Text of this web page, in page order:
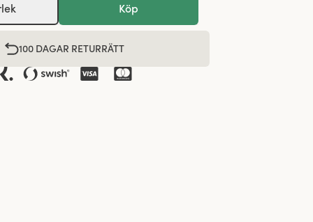
Köp
100 DAGAR RETURRÄTT